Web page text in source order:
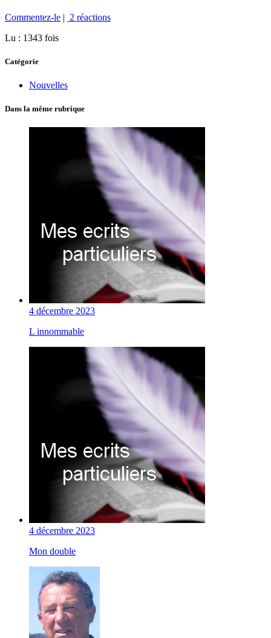
Commentez-le | 2 réactions
Lu : 1343 fois
Catégorie
Nouvelles
Dans la même rubrique
4 décembre 2023
L innommable
4 décembre 2023
Mon double